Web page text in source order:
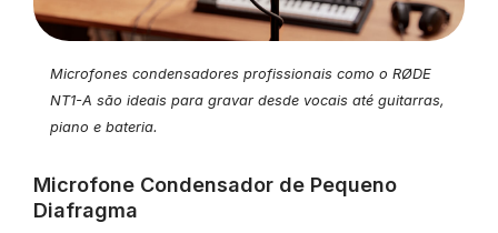
Microfones condensadores profissionais como o RØDE
NT1-A são ideais para gravar desde vocais até guitarras,
piano e bateria.
Microfone Condensador de Pequeno
Diafragma